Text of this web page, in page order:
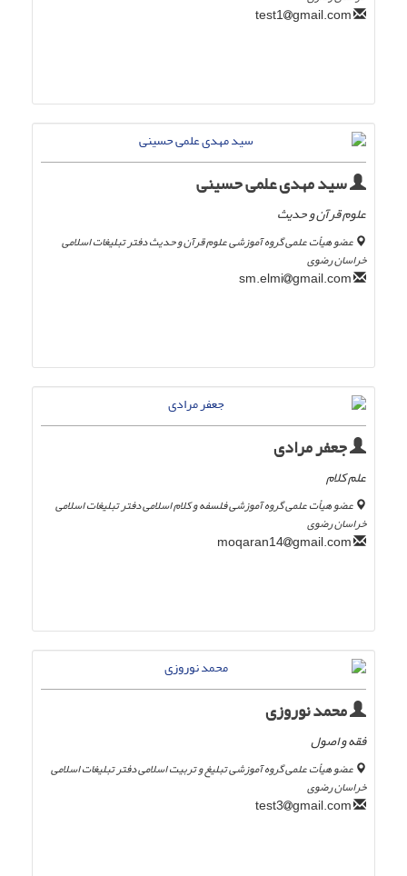
gmail.com
سید مهدی علمی حسینی
علوم قرآن و حدیث
عضو هیأت علمی گروه آموزشی علوم قرآن و حدیث دفتر تبلیغات اسلامی
خراسان رضوی
gmail.com
جعفر مرادی
علم کلام
عضو هیأت علمی گروه آموزشی فلسفه و کلام اسلامی دفتر تبلیغات اسلامی
خراسان رضوی
gmail.com
محمد نوروزی
فقه و اصول
عضو هیأت علمی گروه آموزشی تبلیغ و تربیت اسلامی دفتر تبلیغات اسلامی
خراسان رضوی
gmail.com